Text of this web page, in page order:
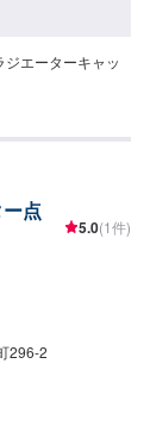
エーターキャッ
点
5.0(1件)
296-2